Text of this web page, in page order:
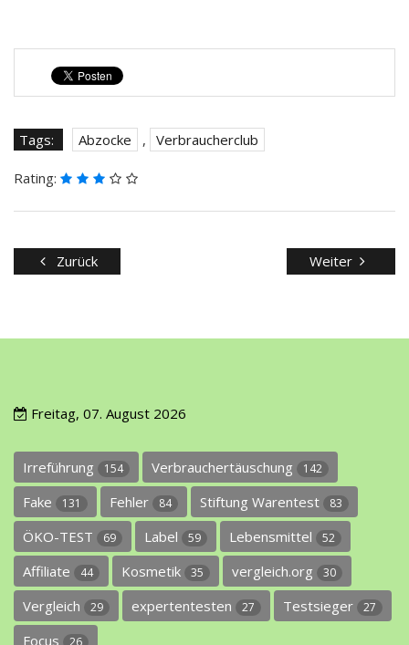
Tags: Abzocke , Verbraucherclub
Rating:
Zurück Weiter
Freitag, 07. August 2026
Irreführung 154 Verbrauchertäuschung 142
Fake 131 Fehler 84 Stiftung Warentest 83
ÖKO-TEST 69 Label 59 Lebensmittel 52
Affiliate 44 Kosmetik 35 vergleich.org 30
Vergleich 29 expertentesten 27 Testsieger 27
Focus 26